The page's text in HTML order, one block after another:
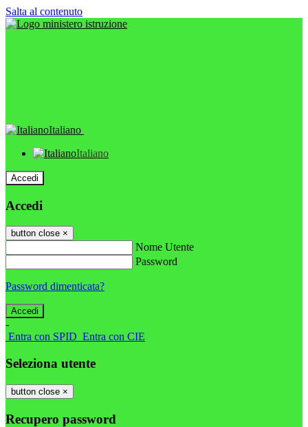
Salta al contenuto
Italiano
Italiano
Accedi
Accedi
button close ×
Nome Utente
Password
Password dimenticata?
-
Entra con SPID Entra con CIE
Seleziona utente
button close ×
Recupero password